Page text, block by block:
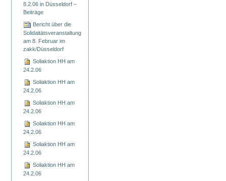
8.2.06 in Düsseldorf –
Beiträge
Bericht über die
Solidaitätsveranstaltung
am 8. Februar im
zakk/Düsseldorf
Soliaktion HH am
24.2.06
Soliaktion HH am
24.2.06
Soliaktion HH am
24.2.06
Soliaktion HH am
24.2.06
Soliaktion HH am
24.2.06
Soliaktion HH am
24.2.06